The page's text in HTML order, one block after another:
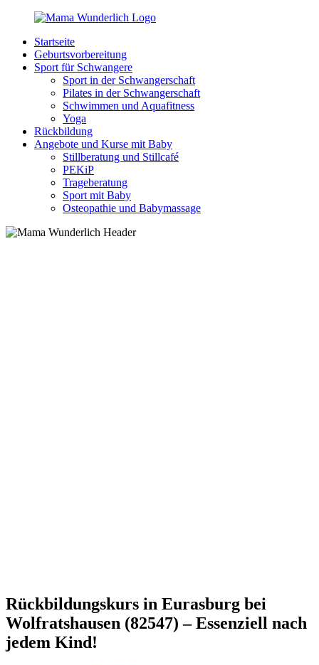
Zurück
Inhalt
MamaWunderlich.de
Mutti
sein
wunderbar!
Startseite
Geburtsvorbereitung
Sport für Schwangere
Sport in der Schwangerschaft
Pilates in der Schwangerschaft
Schwimmen und Aquafitness
Yoga
Rückbildung
Angebote und Kurse mit Baby
Stillberatung und Stillcafé
PEKiP
Trageberatung
Sport mit Baby
Osteopathie und Babymassage
Rückbildungskurs in Eurasburg bei
Wolfratshausen (82547) – Essenziell nach
jedem Kind!